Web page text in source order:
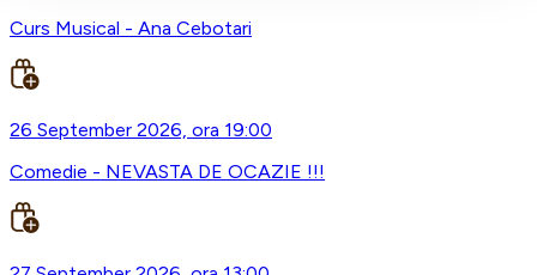
Curs Musical - Ana Cebotari
26 September 2026, ora 19:00
Comedie - NEVASTA DE OCAZIE !!!